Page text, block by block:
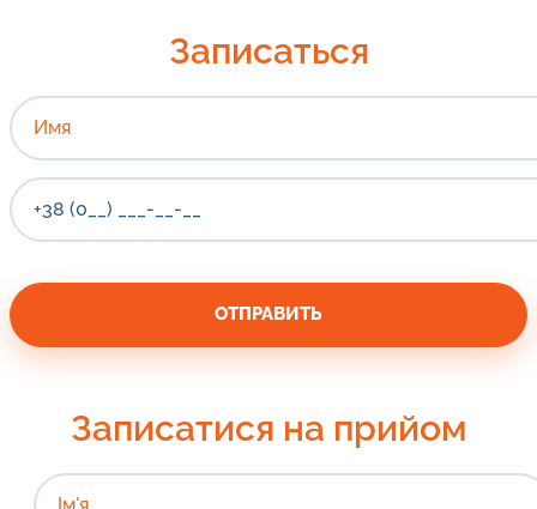
Записаться
Записатися на прийом